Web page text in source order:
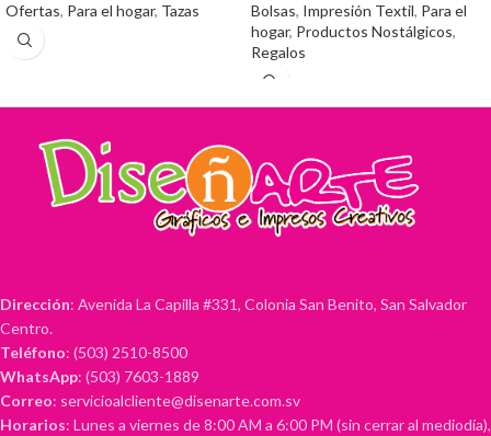
Ofertas, Para el hogar, Tazas Bolsas, Impresión Textil, Para el
hogar, Productos Nostálgicos,
Regalos
Dirección: Avenida La Capilla #331, Colonia San Benito, San Salvador
Centro.
Teléfono: (503) 2510-8500
WhatsApp: (503) 7603-1889
Correo: servicioalcliente@disenarte.com.sv
Horarios: Lunes a viernes de 8:00 AM a 6:00 PM (sin cerrar al mediodía),